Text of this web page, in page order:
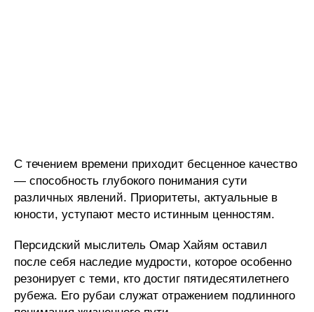
С течением времени приходит бесценное качество
— способность глубокого понимания сути
различных явлений. Приоритеты, актуальные в
юности, уступают место истинным ценностям.
Персидский мыслитель Омар Хайям оставил
после себя наследие мудрости, которое особенно
резонирует с теми, кто достиг пятидесятилетнего
рубежа. Его рубаи служат отражением подлинного